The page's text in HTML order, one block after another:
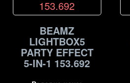
BEAMZ
LIGHTBOX5
PARTY EFFECT
5-IN-1 153.692